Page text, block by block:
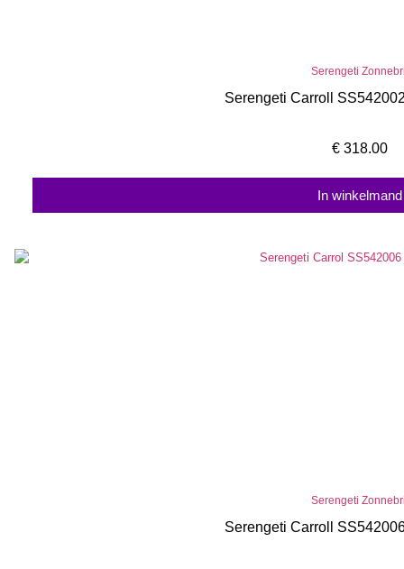
Serengeti
Serengeti Carroll
€ 318.00
In winkelmand
Serengeti
Serengeti Carroll